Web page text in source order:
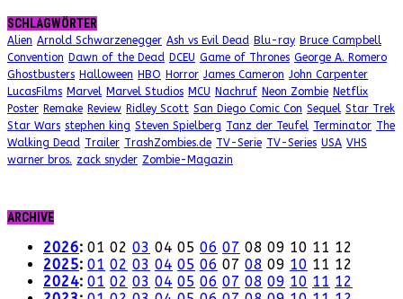
SCHLAGWÖRTER
Alien Arnold Schwarzenegger Ash vs Evil Dead Blu-ray Bruce Campbell
Convention Dawn of the Dead DCEU Game of Thrones George A. Romero
Ghostbusters Halloween HBO Horror James Cameron John Carpenter
LucasFilms Marvel Marvel Studios MCU Nachruf Neon Zombie Netflix
Poster Remake Review Ridley Scott San Diego Comic Con Sequel Star Trek
Star Wars stephen king Steven Spielberg Tanz der Teufel Terminator The
Walking Dead Trailer TrashZombies.de TV-Serie TV-Series USA VHS
warner bros. zack snyder Zombie-Magazin
ARCHIVE
2026: 01 02 03 04 05 06 07 08 09 10 11 12
2025: 01 02 03 04 05 06 07 08 09 10 11 12
2024: 01 02 03 04 05 06 07 08 09 10 11 12